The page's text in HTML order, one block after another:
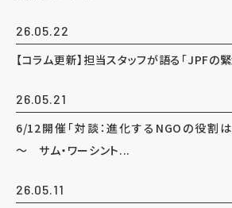
26.05.22
【コラム更新】担当スタッフが語る「JPFの
26.05.21
6/12開催「対談：進化するNGOの役割
～ サム・ワーシント...
26.05.11